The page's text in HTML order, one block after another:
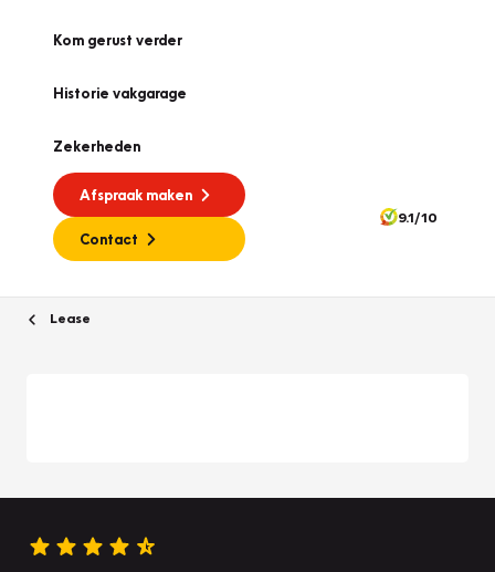
Kom gerust verder
Historie vakgarage
Zekerheden
Afspraak maken
Contact
9.1/10
Lease